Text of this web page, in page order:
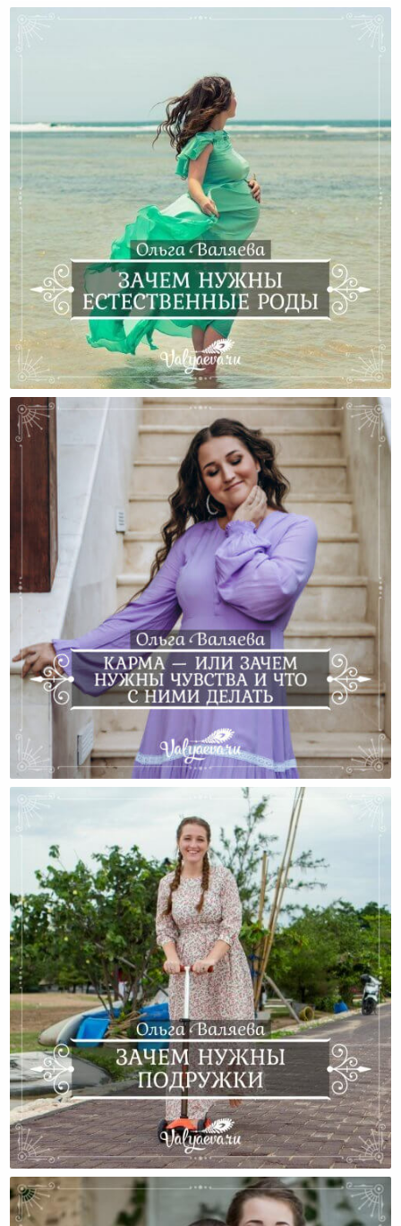
Зачем Нужны Естественные Роды
Карма — Или Зачем Нужны Чувства И Что С Ними
Делать
Зачем Нужны Подружки